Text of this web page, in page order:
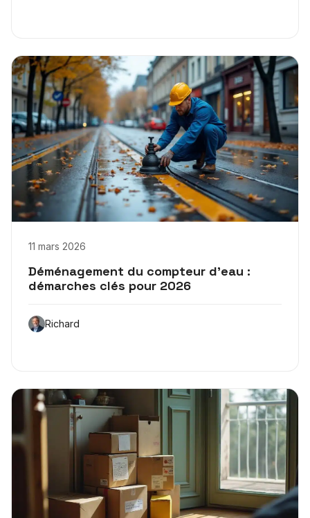
11 mars 2026
Déménagement du compteur d’eau :
démarches clés pour 2026
Richard